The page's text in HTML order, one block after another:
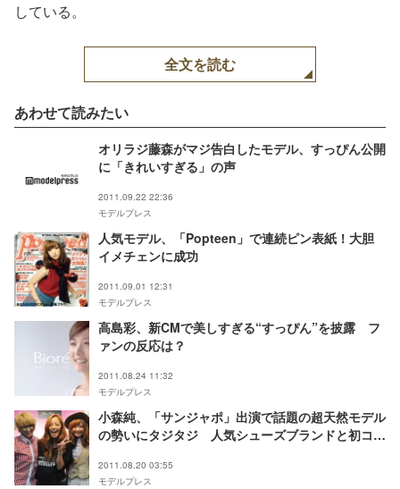
している。
全文を読む
あわせて読みたい
オリラジ藤森がマジ告白したモデル、すっぴん公開
に「きれいすぎる」の声
2011.09.22 22:36
モデルプレス
人気モデル、「Popteen」で連続ピン表紙！大胆
イメチェンに成功
2011.09.01 12:31
モデルプレス
高島彩、新CMで美しすぎる“すっぴん”を披露 フ
ァンの反応は？
2011.08.24 11:32
モデルプレス
小森純、「サンジャポ」出演で話題の超天然モデル
の勢いにタジタジ 人気シューズブランドと初コラ
2011.08.20 03:55
モデルプレス